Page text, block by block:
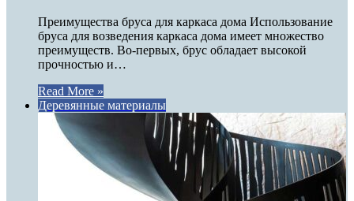
Преимущества бруса для каркаса дома Использование
бруса для возведения каркаса дома имеет множество
преимуществ. Во-первых, брус обладает высокой
прочностью и…
Read More »
Деревянные материалы